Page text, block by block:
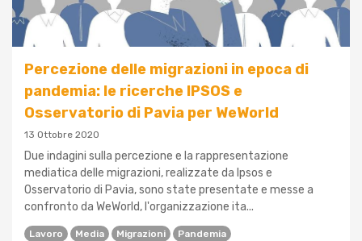
Percezione delle migrazioni in epoca di
pandemia: le ricerche IPSOS e
Osservatorio di Pavia per WeWorld
13 Ottobre 2020
Due indagini sulla percezione e la rappresentazione
mediatica delle migrazioni, realizzate da Ipsos e
Osservatorio di Pavia, sono state presentate e messe a
confronto da WeWorld, l'organizzazione ita...
Lavoro Media Migrazioni Pandemia